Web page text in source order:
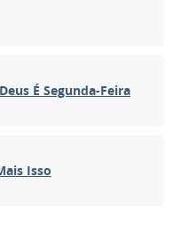
É Segunda-Feira
Isso